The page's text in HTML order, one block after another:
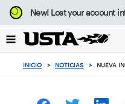
Enfoque
desde
botón
volver
principio
New!Lost your account
INICIO > NOTICIAS > NUEVA